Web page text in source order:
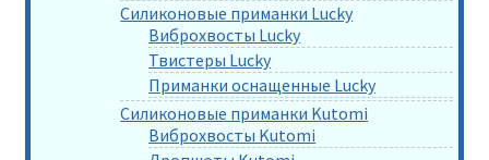
Силиконовые приманки Lucky
Виброхвосты Lucky
Твистеры Lucky
Приманки оснащенные Lucky
Силиконовые приманки Kutomi
Виброхвосты Kutomi